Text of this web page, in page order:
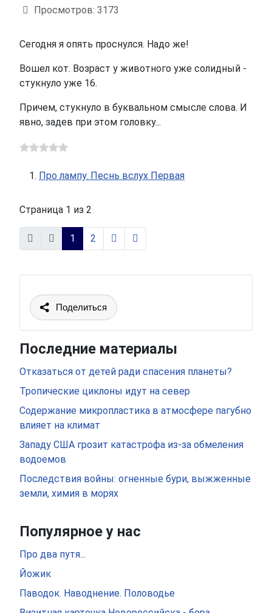
Просмотров: 3173
Сегодня я опять проснулся. Надо же!
Вошел кот. Возраст у животного уже солидный -
стукнуло уже 16.
Причем, стукнуло в буквальном смысле слова. И
явно, задев при этом головку...
Про лампу. Песнь вслух Первая
Страница 1 из 2
1 2
Поделиться
Последние материалы
Отказаться от детей ради спасения планеты?
Тропические циклоны идут на север
Содержание микропластика в атмосфере пагубно
влияет на климат
Западу США грозит катастрофа из-за обмеления
водоемов
Последствия войны: огненные бури, выжженные
земли, химия в морях
Популярное у нас
Про два путя...
Йожик
Паводок. Наводнение. Половодье